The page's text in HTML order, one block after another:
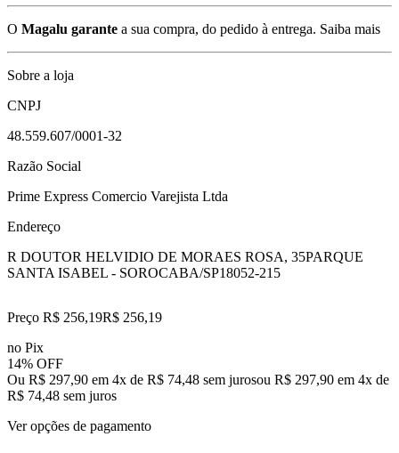
O Magalu garante a sua compra, do pedido à entrega. Saiba mais
Sobre a loja
CNPJ
48.559.607/0001-32
Razão Social
Prime Express Comercio Varejista Ltda
Endereço
R DOUTOR HELVIDIO DE MORAES ROSA, 35PARQUE
SANTA ISABEL - SOROCABA/SP18052-215
Preço R$ 256,19R$ 256,19
no Pix
14% OFF
Ou R$ 297,90 em 4x de R$ 74,48 sem jurosou R$ 297,90 em 4x de
R$ 74,48 sem juros
Ver opções de pagamento